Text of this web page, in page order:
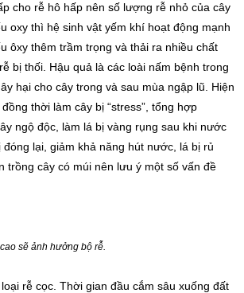
cho rễ hô hấp nên số lượng rễ nhỏ của cây
oxy thì hệ sinh vật yếm khí hoạt động mạnh
ôxy thêm trầm trọng và thải ra nhiều chất
bị thối. Hậu quả là các loài nấm bệnh trong
hại cho cây trong và sau mùa ngập lũ. Hiện
thời làm cây bị “stress”, tổng hợp
ngộ độc, làm lá bị vàng rụng sau khi nước
lại, giảm khả năng hút nước, lá bị rủ
trồng cây có múi nên lưu ý một số vấn đề
sẽ ảnh hưởng bộ rễ.
rễ cọc. Thời gian đầu cắm sâu xuống đất